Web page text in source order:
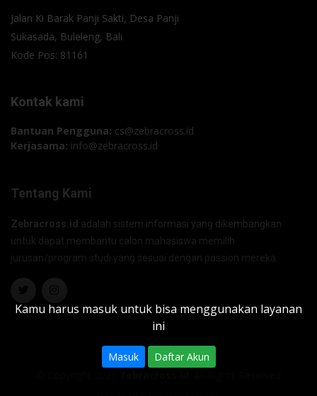
Kamu harus masuk untuk bisa menggunakan layanan
ini
Masuk Daftar Akun
Jalan Ki Barak Panji Sakti, Desa Panji
Sukasada, Buleleng, Bali
Kode Pos: 81161
Kontak kami
Bantuan Pengguna: cs@zebracross.id
Kerjasama: info@zebracross.id
Tentang Kami
Zebracross.id adalah sistem informasi yang dikembangkan
untuk dapat membantu calon mahasiswa memilih
jurusan/program studi yang sesuai dengan passion mereka.